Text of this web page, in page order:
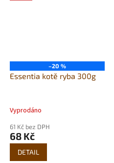
–20 %
Essentia kotě ryba 300g
Vyprodáno
61 Kč bez DPH
68 Kč
DETAIL